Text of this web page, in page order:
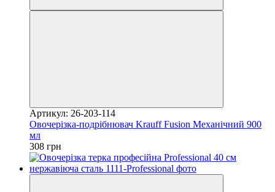
Артикул: 26-203-114
Овочерізка-подрібнювач Krauff Fusion Механічний 900
мл
308 грн